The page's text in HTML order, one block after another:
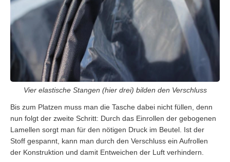
Vier elastische Stangen (hier drei) bilden den Verschluss
Bis zum Platzen muss man die Tasche dabei nicht füllen, denn
nun folgt der zweite Schritt: Durch das Einrollen der gebogenen
Lamellen sorgt man für den nötigen Druck im Beutel. Ist der
Stoff gespannt, kann man durch den Verschluss ein Aufrollen
der Konstruktion und damit Entweichen der Luft verhindern.